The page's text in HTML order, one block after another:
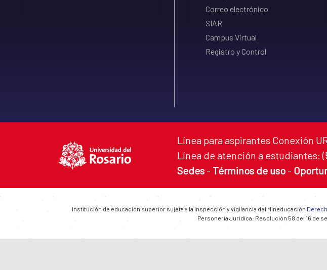
Correo electrónico
SIAR
Campus Virtual
Registro y Control
Línea para aspirantes Conexión
Línea de atención a estudiantes:
Sedes - Términos de uso -
Institución de educación superior sujeta a la inspección y vigilancia del Mineducación
Personería Jurídica: Resolución 58 del 16 de